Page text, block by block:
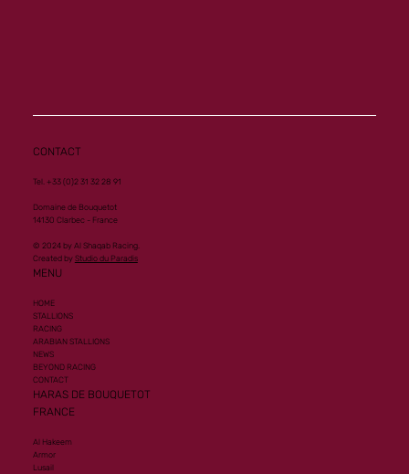
CONTACT
Tel. +33 (0)2 31 32 28 91
Domaine de Bouquetot
14130 Clarbec - France
© 2024 by Al Shaqab Racing.
Created by Studio du Paradis
MENU
HOME
STALLIONS
RACING
ARABIAN STALLIONS
NEWS
BEYOND RACING
CONTACT
HARAS DE BOUQUETOT
FRANCE
Al Hakeem
Armor
Lusail